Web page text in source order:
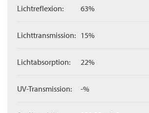
Lichtreflexion: 63%
Lichttransmission: 15%
Lichtabsorption: 22%
UV-Transmission: -%